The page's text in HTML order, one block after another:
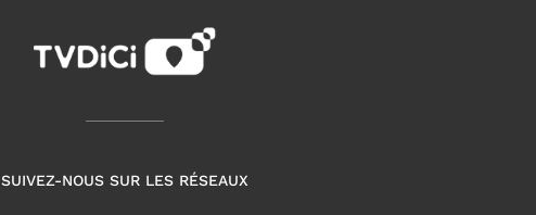
SUIVEZ-NOUS SUR LES RÉSEAUX